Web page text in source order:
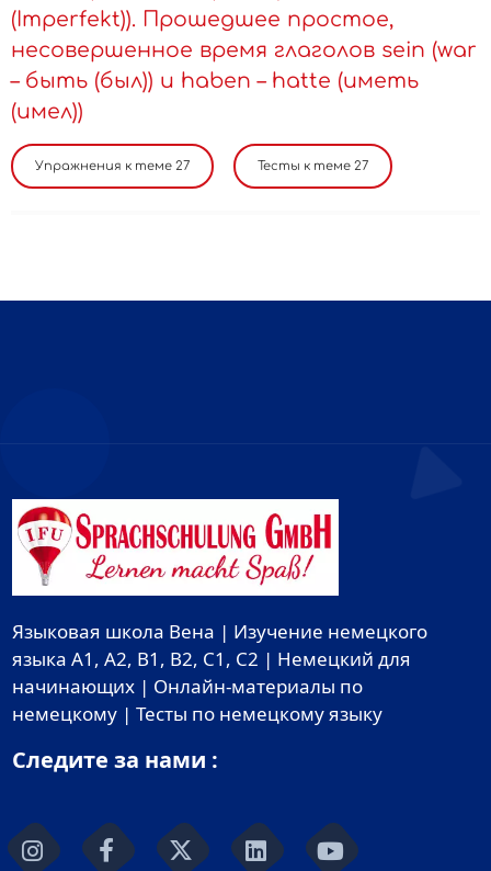
(Imperfekt)). Прошедшее простое,
несовершенное время глаголов sein (war
– быть (был)) и haben – hatte (иметь
(имел))
Языковая школа Вена | Изучение немецкого
языка A1, A2, B1, B2, C1, C2 | Немецкий для
начинающих | Онлайн-материалы по
немецкому | Тесты по немецкому языку
Следите за нами :